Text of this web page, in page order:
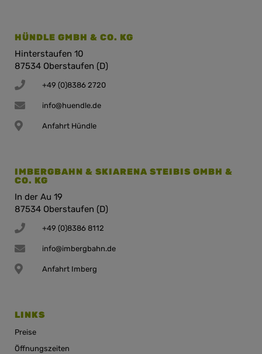
HÜNDLE GMBH & CO. KG
Hinterstaufen 10
87534 Oberstaufen (D)
+49 (0)8386 2720
info@huendle.de
Anfahrt Hündle
IMBERGBAHN & SKIARENA STEIBIS GMBH &
CO. KG
In der Au 19
87534 Oberstaufen (D)
+49 (0)8386 8112
info@imbergbahn.de
Anfahrt Imberg
LINKS
Preise
Öffnungszeiten